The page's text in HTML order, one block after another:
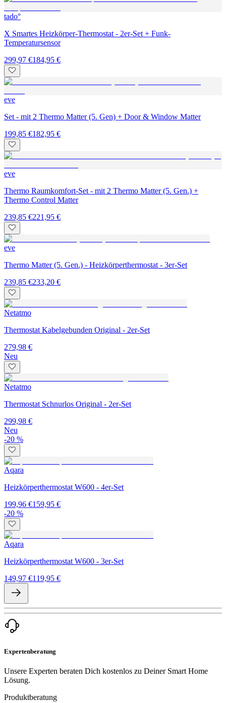
tado°
X Smartes Heizkörper-Thermostat - 2er-Set + Funk-
Temperatursensor
299,97 €184,95 €
eve
Set - mit 2 Thermo Matter (5. Gen) + Door & Window Matter
199,85 €182,95 €
eve
Thermo Raumkomfort-Set - mit 2 Thermo Matter (5. Gen.) +
Thermo Control Matter
239,85 €221,95 €
eve
Thermo Matter (5. Gen.) - Heizkörperthermostat - 3er-Set
239,85 €233,20 €
Netatmo
Thermostat Kabelgebunden Original - 2er-Set
279,98 €
Neu
Netatmo
Thermostat Schnurlos Original - 2er-Set
299,98 €
Neu
-20 %
Aqara
Heizkörperthermostat W600 - 4er-Set
199,96 €159,95 €
-20 %
Aqara
Heizkörperthermostat W600 - 3er-Set
149,97 €119,95 €
Expertenberatung
Unsere Experten beraten Dich kostenlos zu Deiner Smart Home
Lösung.
Produktberatung